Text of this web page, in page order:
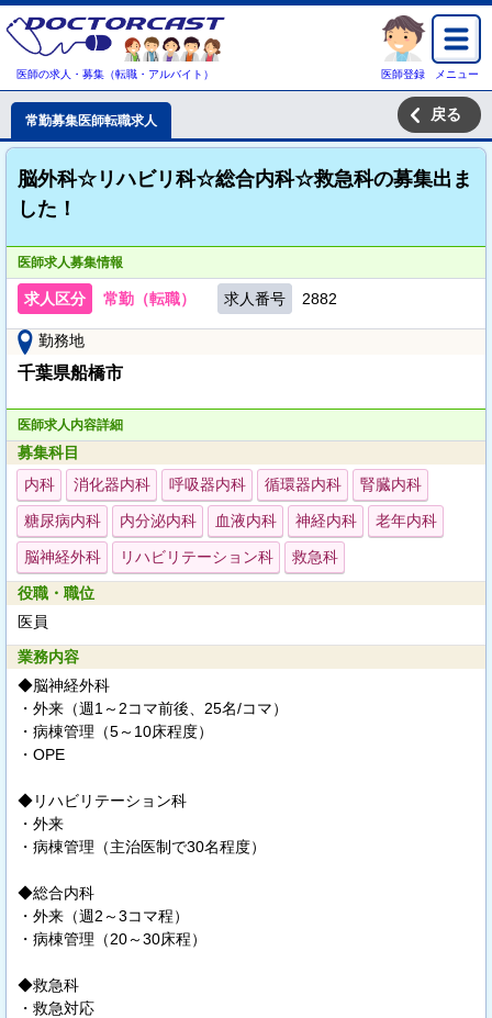
医師の求人・募集（転職・アルバイト） 医師登録 メニュー
常勤募集医師転職求人 戻る
脳外科☆リハビリ科☆総合内科☆救急科の募集出ま
した！
医師求人募集情報
求人区分 常勤（転職） 求人番号 2882
勤務地
千葉県船橋市
医師求人内容詳細
募集科目
内科
消化器内科 呼吸器内科 循環器内科 腎臓内科
糖尿病内科 内分泌内科 血液内科 神経内科 老年内科
脳神経外科 リハビリテーション科 救急科
役職・職位
医員
業務内容
◆脳神経外科
・外来（週1～2コマ前後、25名/コマ）
・病棟管理（5～10床程度）
・OPE
◆リハビリテーション科
・外来
・病棟管理（主治医制で30名程度）
◆総合内科
・外来（週2～3コマ程）
・病棟管理（20～30床程）
◆救急科
・救急対応